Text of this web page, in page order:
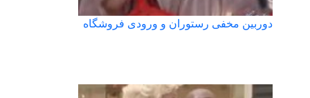
دوربین مخفی رستوران و ورودی فروشگاه